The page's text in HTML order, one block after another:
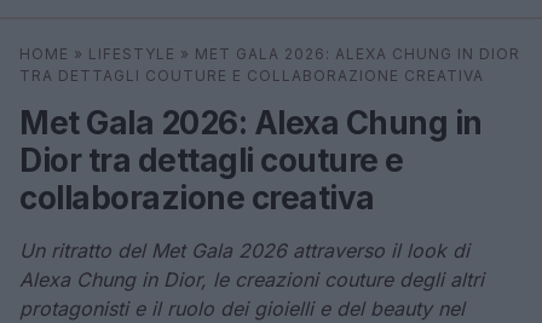
Cerca ⌕ ×
HOME » LIFESTYLE » MET GALA 2026: ALEXA CHUNG IN DIOR
TRA DETTAGLI COUTURE E COLLABORAZIONE CREATIVA
Met Gala 2026: Alexa Chung in
Dior tra dettagli couture e
collaborazione creativa
Un ritratto del Met Gala 2026 attraverso il look di
Alexa Chung in Dior, le creazioni couture degli altri
protagonisti e il ruolo dei gioielli e del beauty nel